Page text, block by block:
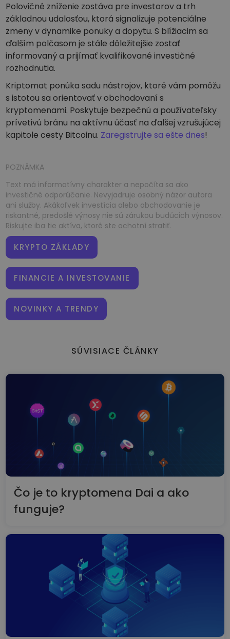
Polovičné zníženie zostáva pre investorov a trh
základnou udalosťou, ktorá signalizuje potenciálne
zmeny v dynamike ponuky a dopytu. S blížiacim sa
ďalším polčasom je stále dôležitejšie zostať
informovaný a prijímať kvalifikované investičné
rozhodnutia.
Kriptomat ponúka sadu nástrojov, ktoré vám pomôžu
s istotou sa orientovať v obchodovaní s
kryptomenami. Poskytuje bezpečnú a používateľsky
prívetivú bránu na aktívnu účasť na ďalšej vzrušujúcej
kapitole cesty Bitcoinu. Zaregistrujte sa ešte dnes!
POZNÁMKA
Text má informatívny charakter a nepočíta sa ako
investičné odporúčanie. Nevyjadruje osobný názor autora
ani služby. Akákoľvek investícia alebo obchodovanie je
riskantné, predošlé výnosy nie sú zárukou budúcich výnosov.
Riskujte iba tie aktíva, ktoré ste ochotní stratiť.
KRYPTO ZÁKLADY
FINANCIE A INVESTOVANIE
NOVINKY A TRENDY
SÚVISIACE ČLÁNKY
Čo je to kryptomena Dai a ako
funguje?